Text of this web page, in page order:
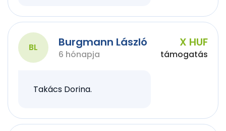
BL Burgmann László
6 hónapja
X HUF
támogatás
Takács Dorina.